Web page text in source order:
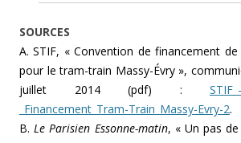
SOURCES
A. STIF, « Convention de financement de
pour le tram-train Massy-Évry »,
juillet 2014 (pdf) :
_Financement_Tram-Train_Massy-Evry-2.
B.Le Parisien Essonne-matin, « Un pas